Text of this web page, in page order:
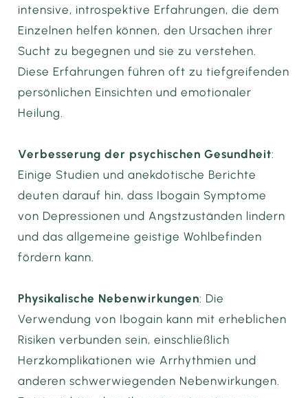
intensive, introspektive Erfahrungen, die dem
Einzelnen helfen können, den Ursachen ihrer
Sucht zu begegnen und sie zu verstehen.
Diese Erfahrungen führen oft zu tiefgreifenden
persönlichen Einsichten und emotionaler
Heilung.
Verbesserung der psychischen Gesundheit:
Einige Studien und anekdotische Berichte
deuten darauf hin, dass Ibogain Symptome
von Depressionen und Angstzuständen lindern
und das allgemeine geistige Wohlbefinden
fördern kann.
Physikalische Nebenwirkungen: Die
Verwendung von Ibogain kann mit erheblichen
Risiken verbunden sein, einschließlich
Herzkomplikationen wie Arrhythmien und
anderen schwerwiegenden Nebenwirkungen.